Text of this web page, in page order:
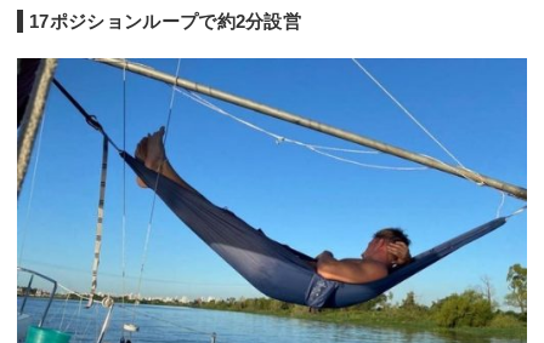
17ポジションループで約2分設営